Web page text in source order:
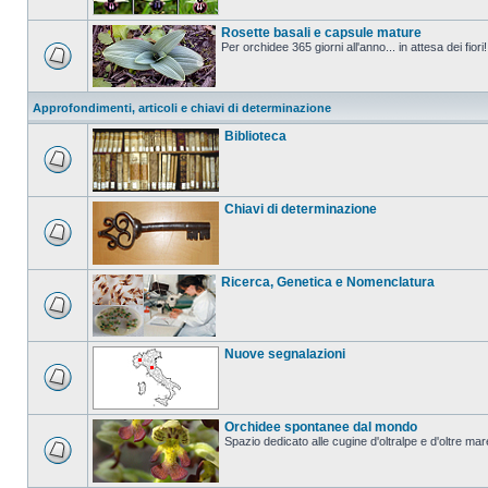
Rosette basali e capsule mature
Per orchidee 365 giorni all'anno... in attesa dei fiori!
Approfondimenti, articoli e chiavi di determinazione
Biblioteca
Chiavi di determinazione
Ricerca, Genetica e Nomenclatura
Nuove segnalazioni
Orchidee spontanee dal mondo
Spazio dedicato alle cugine d'oltralpe e d'oltre